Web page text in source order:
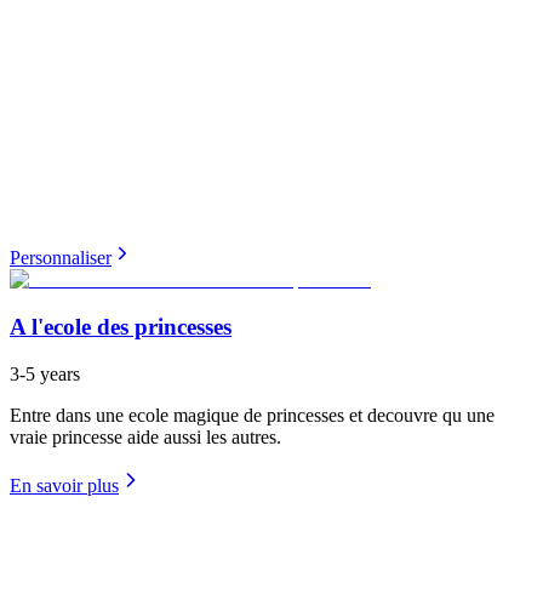
Personnaliser
A l'ecole des princesses
3-5 years
Entre dans une ecole magique de princesses et decouvre qu une
vraie princesse aide aussi les autres.
En savoir plus